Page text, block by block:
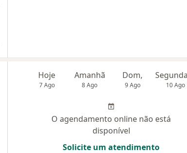
Hoje
7 Ago
Amanhã
8 Ago
Dom,
9 Ago 10 Ago
O agendamento online não está
disponível
Solicite um atendimento